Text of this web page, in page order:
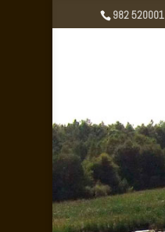
982 520001